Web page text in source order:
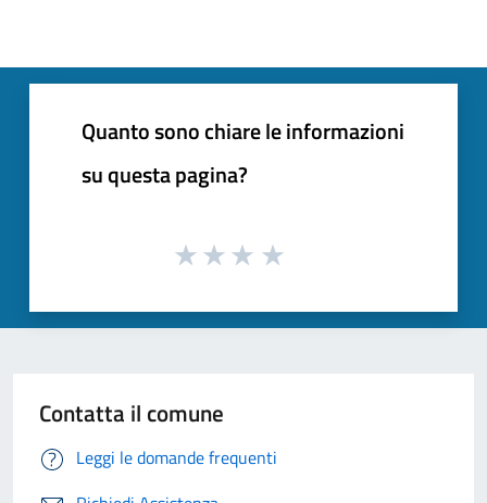
Quanto sono chiare le informazioni
su questa pagina?
Contatta il comune
Leggi le domande frequenti